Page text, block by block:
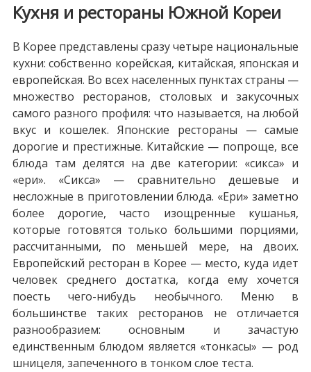
Кухня и рестораны Южной Кореи
В Корее представлены сразу четыре национальные
кухни: собственно корейская, китайская, японская и
европейская. Во всех населенных пунктах страны —
множество ресторанов, столовых и закусочных
самого разного профиля: что называется, на любой
вкус и кошелек. Японские рестораны — самые
дорогие и престижные. Китайские — попроще, все
блюда там делятся на две категории: «сикса» и
«ери». «Сикса» — сравнительно дешевые и
несложные в приготовлении блюда. «Ери» заметно
более дорогие, часто изощренные кушанья,
которые готовятся только большими порциями,
рассчитанными, по меньшей мере, на двоих.
Европейский ресторан в Корее — место, куда идет
человек среднего достатка, когда ему хочется
поесть чего-нибудь необычного. Меню в
большинстве таких ресторанов не отличается
разнообразием: основным и зачастую
единственным блюдом является «тонкасы» — род
шницеля, запеченного в тонком слое теста.